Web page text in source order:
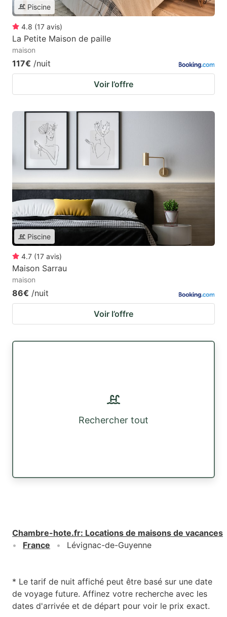
Piscine
4.8 (17 avis)
La Petite Maison de paille
maison
117€ /nuit
Voir l’offre
Piscine
4.7 (17 avis)
Maison Sarrau
maison
86€ /nuit
Voir l’offre
Rechercher tout
Chambre-hote.fr: Locations de maisons de vacances
France
Lévignac-de-Guyenne
* Le tarif de nuit affiché peut être basé sur une date
de voyage future. Affinez votre recherche avec les
dates d'arrivée et de départ pour voir le prix exact.